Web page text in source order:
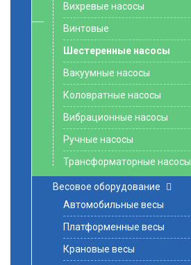
Вихревые насосы
Винтовые
Шестеренные насосы
Вакуумные насосы
Коловратные насосы
Вибрационные насосы
Ручные насосы
Трансформаторные насосы
Весовое оборудование
Автомобильные весы
Платформенные весы
Крановые весы